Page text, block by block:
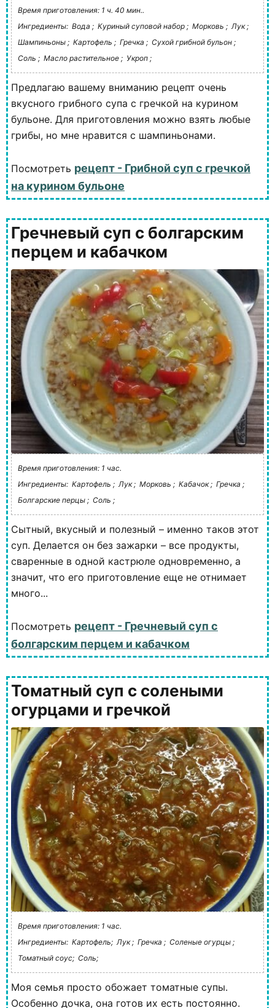
Время приготовления: 1 ч. 40 мин..
Ингредиенты: Вода ; Куриный суповой набор ; Морковь ; Лук ;
Шампиньоны ; Картофель ; Гречка ; Сухой грибной бульон ;
Соль ; Масло растительное ; Укроп ;
Предлагаю вашему вниманию рецепт очень
вкусного грибного супа с гречкой на курином
бульоне. Для приготовления можно взять любые
грибы, но мне нравится с шампиньонами.
Посмотреть рецепт - Грибной суп с гречкой
на курином бульоне
Гречневый суп с болгарским
перцем и кабачком
Время приготовления: 1 час.
Ингредиенты: Картофель ; Лук ; Морковь ; Кабачок ; Гречка ;
Болгарские перцы ; Соль ;
Сытный, вкусный и полезный – именно таков этот
суп. Делается он без зажарки – все продукты,
сваренные в одной кастрюле одновременно, а
значит, что его приготовление еще не отнимает
много...
Посмотреть рецепт - Гречневый суп с
болгарским перцем и кабачком
Томатный суп с солеными
огурцами и гречкой
Время приготовления: 1 час.
Ингредиенты: Картофель; Лук ; Гречка ; Соленые огурцы ;
Томатный соус; Соль;
Моя семья просто обожает томатные супы.
Особенно дочка, она готов их есть постоянно.